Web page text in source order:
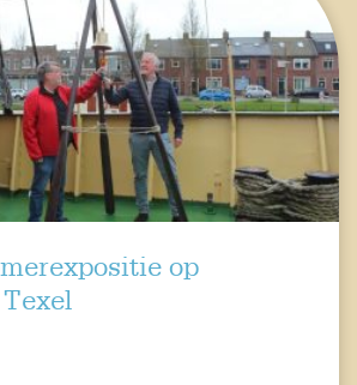
op